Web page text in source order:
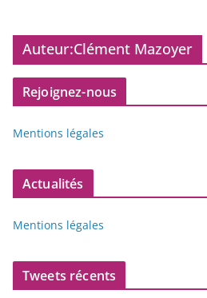
Auteur:Clément Mazoyer
Rejoignez-nous
Mentions légales
Actualités
Mentions légales
Tweets récents